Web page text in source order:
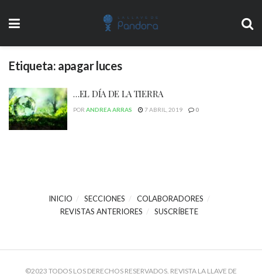
Etiqueta: apagar luces
…EL DÍA DE LA TIERRA
POR ANDREA ARRAS 7 ABRIL, 2019 0
INICIO SECCIONES
COLABORADORES
REVISTAS ANTERIORES
SUSCRÍBETE
©2023 TODOS LOS DERECHOS RESERVADOS. REVISTA LA LLAVE DE